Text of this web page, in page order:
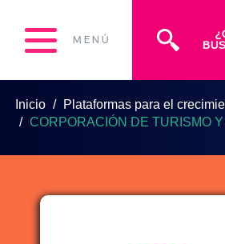
MENÚ
Inicio Plataformas para el
CORPORACIÓN DE TURISMO